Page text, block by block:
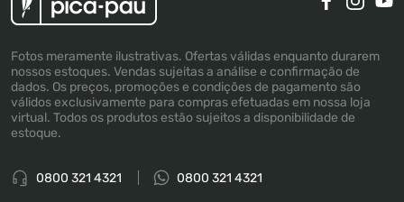
Fotos meramente ilustrativas. Ofertas válidas enquanto durarem
nossos estoques. Vendas sujeitas a análise e confirmação de
dados. Os preços, promoções e condições de pagamento são
válidos exclusivamente para compras efetuadas em nossa loja
virtual. Todos os produtos estão sujeitos a disponibilidade de
estoque.
0800 321 4321 0800 321 4321